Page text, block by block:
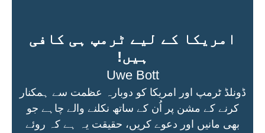
امریکا کے لیے ٹرمپ ہی کافی
ہیں!
Uwe Bott
ڈونلڈ ٹرمپ اور امریکا کو دوبارہ عظمت سے ہمکنار
کرنے کے مشن پر اُن کے ساتھ نکلنے والے چاہے جو
بھی مانیں اور دعوے کریں، حقیقت یہ ہے کہ روئے